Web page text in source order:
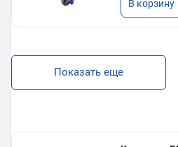
В корзину
Показать еще